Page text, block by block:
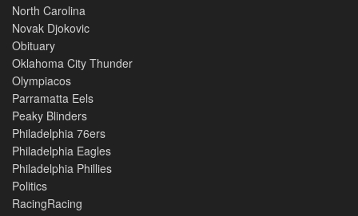
North Carolina
Novak Djokovic
Obituary
Oklahoma City Thunder
Olympiacos
Parramatta Eels
Peaky Blinders
Philadelphia 76ers
Philadelphia Eagles
Philadelphia Phillies
Politics
RacingRacing